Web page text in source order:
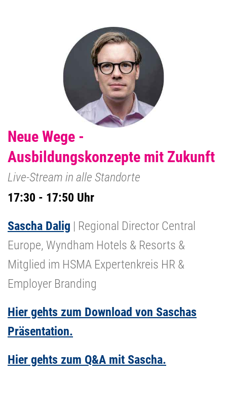
Neue Wege -
Ausbildungskonzepte mit Zukunft
Live-Stream in alle Standorte
17:30 - 17:50 Uhr
Sascha Dalig | Regional Director Central
Europe, Wyndham Hotels & Resorts &
Mitglied im HSMA Expertenkreis HR &
Employer Branding
Hier gehts zum Download von Saschas
Präsentation.
Hier gehts zum Q&A mit Sascha.